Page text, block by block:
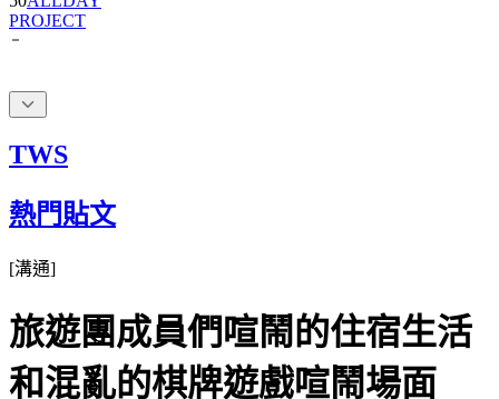
TWS
熱門貼文
[溝通]
旅遊團成員們喧鬧的住宿生活
和混亂的棋牌遊戲喧鬧場面